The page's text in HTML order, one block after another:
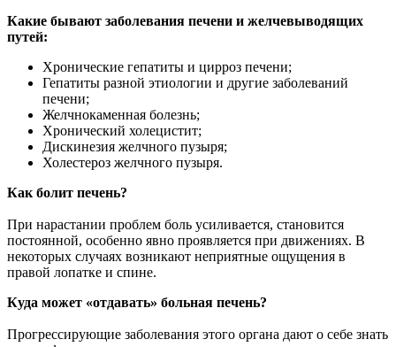
Какие бывают заболевания печени и желчевыводящих
путей:
Хронические гепатиты и цирроз печени;
Гепатиты разной этиологии и другие заболеваний
печени;
Желчнокаменная болезнь;
Хронический холецистит;
Дискинезия желчного пузыря;
Холестероз желчного пузыря.
Как болит печень?
При нарастании проблем боль усиливается, становится
постоянной, особенно явно проявляется при движениях. В
некоторых случаях возникают неприятные ощущения в
правой лопатке и спине.
Куда может «отдавать» больная печень?
Прогрессирующие заболевания этого органа дают о себе знать